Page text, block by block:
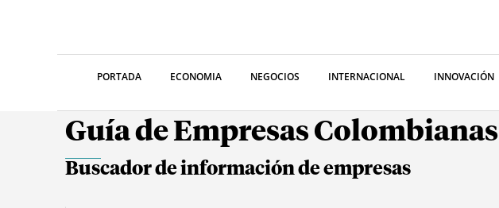
PORTADA ECONOMIA NEGOCIOS INTERNACIONAL INNOVACIÓN
Guía de Empresas Colombianas
Buscador de información de empresas